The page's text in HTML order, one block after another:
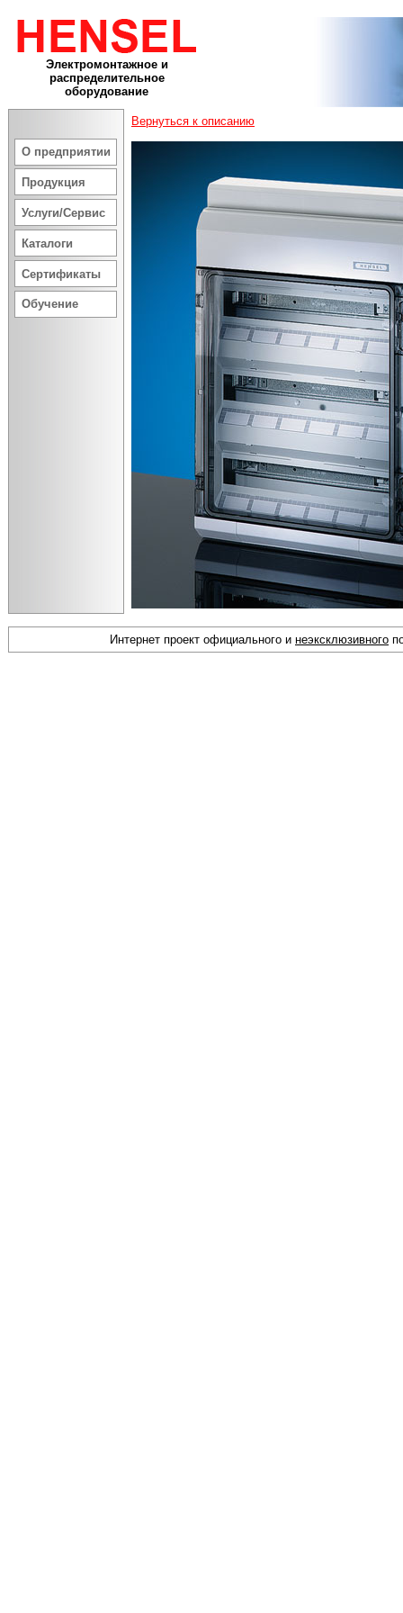
Электромонтажное и
распределительное
оборудование
О предприятии
Продукция
Услуги/Сервис
Каталоги
Сертификаты
Обучение
Вернуться к описанию
Интернет проект официального и неэксклюзивного